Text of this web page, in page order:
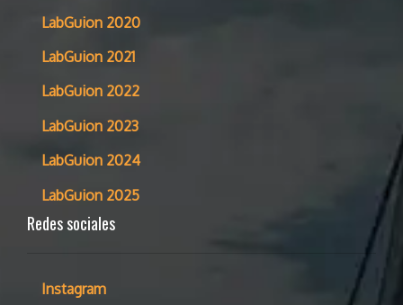
LabGuion 2020
LabGuion 2021
LabGuion 2022
LabGuion 2023
LabGuion 2024
LabGuion 2025
Redes sociales
Instagram